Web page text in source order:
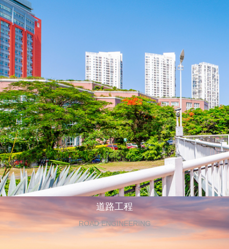
道路工程
ROAD ENGINEERING